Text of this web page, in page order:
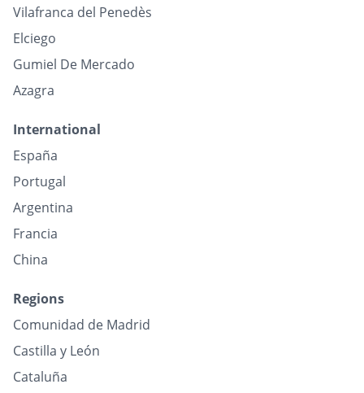
Vilafranca del Penedès
Elciego
Gumiel De Mercado
Azagra
International
España
Portugal
Argentina
Francia
China
Regions
Comunidad de Madrid
Castilla y León
Cataluña